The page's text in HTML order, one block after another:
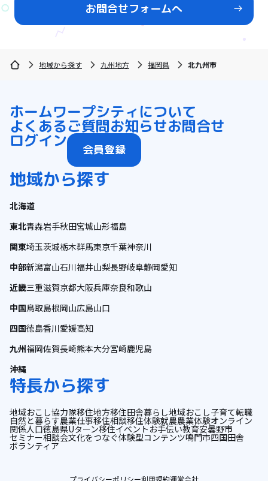
お問合せフォームへ
地域から探す 九州地方 福岡県 北九州市
ホームワープシティについて
よくあるご質問お知らせお問合せ
ログイン 会員登録
地域から探す
北海道
東北青森岩手秋田宮城山形福島
関東埼玉茨城栃木群馬東京千葉神奈川
中部新潟富山石川福井山梨長野岐阜静岡愛知
近畿三重滋賀京都大阪兵庫奈良和歌山
中国鳥取島根岡山広島山口
四国徳島香川愛媛高知
九州福岡佐賀長崎熊本大分宮崎鹿児島
沖縄
特長から探す
地域おこし協力隊移住地方移住田舎暮らし地域おこし子育て転職
自然と暮らす農業仕事移住相談移住体験就農農業体験オンライン
関係人口徳島県Uターン移住イベント お手伝い教育安曇野市
セミナー相談会文化をつなぐ体験型コンテンツ鳴門市四国田舎
ボランティア
プライバシーポリシー利用規約運営会社